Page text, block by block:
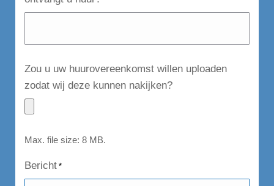
Zou u uw huurovereenkomst willen uploaden
zodat wij deze kunnen nakijken?
Max. file size: 8 MB.
Bericht *